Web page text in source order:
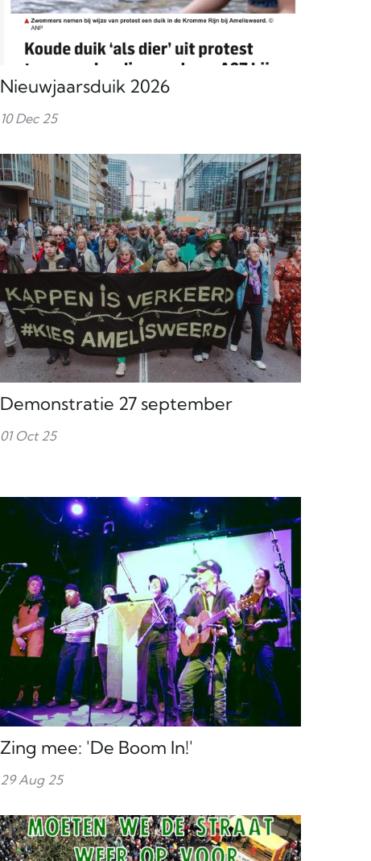
Nieuwjaarsduik 2026
10 Dec 25
Demonstratie 27 september
01 Oct 25
Zing mee: 'De Boom In!'
29 Aug 25